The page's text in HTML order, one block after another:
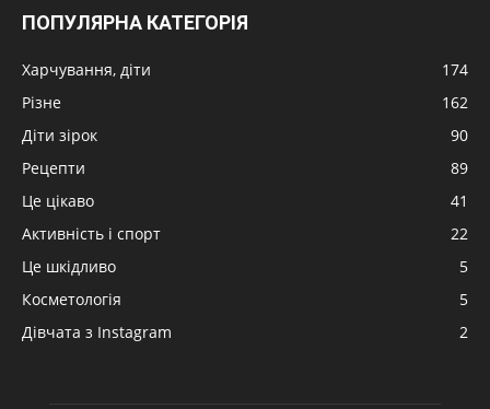
ПОПУЛЯРНА КАТЕГОРІЯ
Харчування, діти
174
Різне
162
Діти зірок
90
Рецепти
89
Це цікаво
41
Активність і спорт
22
Це шкідливо
5
Косметологія
5
Дівчата з Instagram
2